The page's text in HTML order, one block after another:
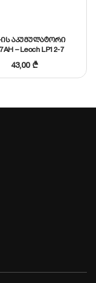
ით.
სადგური
ის აკუმულატორი
– Leoch LP12-7
43,00₾